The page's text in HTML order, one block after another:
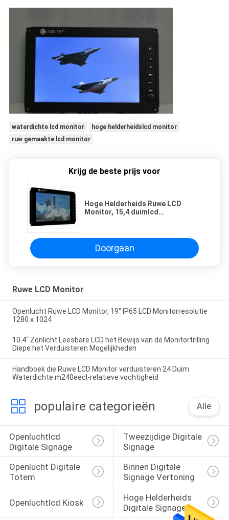
waterdichte lcd monitor
hoge helderheidslcd monitor
ruw gemaakte lcd monitor
Krijg de beste prijs voor
Hoge Helderheids Ruwe LCD
Monitor, 15,4 duimlcd
Doorgaan
Ruwe LCD Monitor
Openlucht Ruwe LCD Monitor, 19“ IP65 LCD Monitorresolutie
1280 x 1024
10.4“ Zonlicht Leesbare LCD het Bewijs van de Monitortrilling
Diepe het Verduisteren Mogelijkheden
Handboek die Ruwe LCD Monitor verduisteren 24 Duim
Waterdichte m240eecl-relatieve vochtigheid
populaire categorieën Alle
Openluchtlcd
Digitale Signage
Tweezijdige Digitale
Signage
Openlucht Digitale
Totem
Binnen Digitale
Signage Vertoning
Openluchtlcd Kiosk
Hoge Helderheids
Digitale Signage